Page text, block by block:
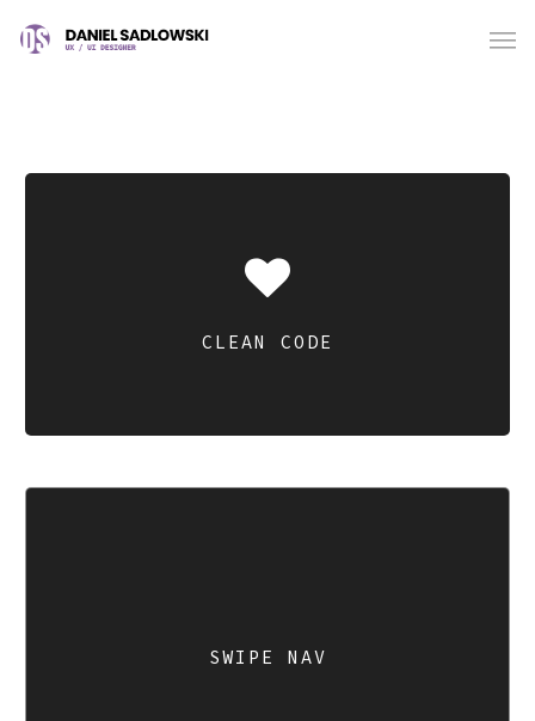
CLEAN CODE
CLEAN CODE
enterprise systems enthusiastically
SWIPE NAV
systems enthusiastically